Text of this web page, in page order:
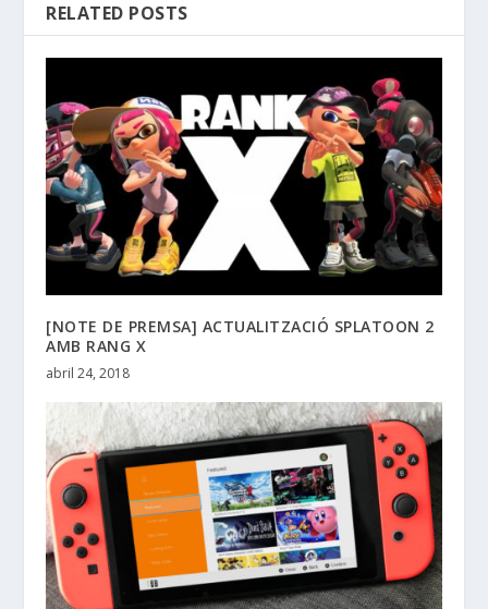
RELATED POSTS
[NOTE DE PREMSA] ACTUALITZACIÓ SPLATOON 2
AMB RANG X
abril 24, 2018